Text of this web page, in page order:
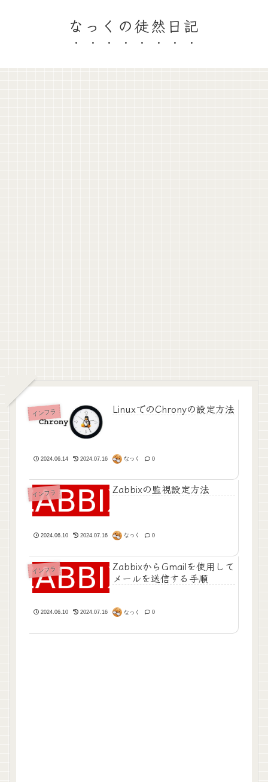
なっくの徒然日記
インフラ LinuxでのChronyの設定方法
2024.06.14 2024.07.16 なっく 0
インフラ Zabbixの監視設定方法
2024.06.10 2024.07.16 なっく 0
インフラ
ZabbixからGmailを使用して
メールを送信する手順
2024.06.10 2024.07.16 なっく 0